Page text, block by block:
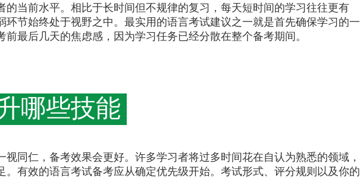
的当前水平。相比于长时间但不规律的复习，每天短时间的学习往往更有
环节始终处于视野之中。最实用的语言考试建议之一就是首先确保学习的一
最后几天的焦虑感，因为学习任务已经分散在整个备考期间。
哪些技能
同仁，备考效果会更好。许多学习者将过多时间花在自认为熟悉的领域，
。有效的语言考试备考应从确定优先级开始。考试形式、评分规则以及你的